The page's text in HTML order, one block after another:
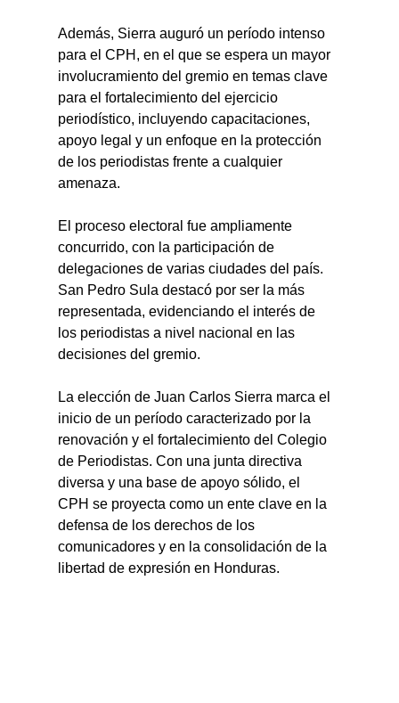
Además, Sierra auguró un período intenso
para el CPH, en el que se espera un mayor
involucramiento del gremio en temas clave
para el fortalecimiento del ejercicio
periodístico, incluyendo capacitaciones,
apoyo legal y un enfoque en la protección
de los periodistas frente a cualquier
amenaza.
El proceso electoral fue ampliamente
concurrido, con la participación de
delegaciones de varias ciudades del país.
San Pedro Sula destacó por ser la más
representada, evidenciando el interés de
los periodistas a nivel nacional en las
decisiones del gremio.
La elección de Juan Carlos Sierra marca el
inicio de un período caracterizado por la
renovación y el fortalecimiento del Colegio
de Periodistas. Con una junta directiva
diversa y una base de apoyo sólido, el
CPH se proyecta como un ente clave en la
defensa de los derechos de los
comunicadores y en la consolidación de la
libertad de expresión en Honduras.